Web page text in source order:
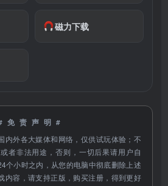
磁力下载
免责声明#
内外各大媒体和网络，仅供试玩体验；不
者非法用途，否则，一切后果请用户自
个小时之内，从您的电脑中彻底删除上述
内容，请支持正版，购买注册，得到更好